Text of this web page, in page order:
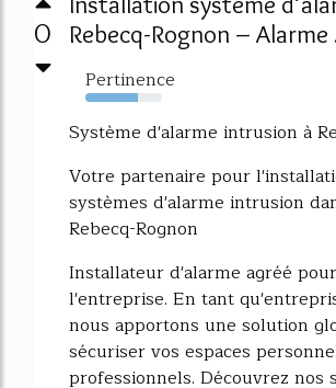
0
Rebecq-Rognon – Alarme
Pertinence
69%
Système d'alarme intrusion à
Votre partenaire pour
systèmes d'alarme intrusion
Rebecq-Rognon
Installateur d'alarme agréé
l'entreprise. En tant
nous apportons une solution
sécuriser vos espaces
professionnels. Découvrez nos